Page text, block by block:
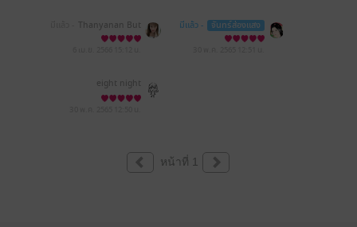
Thanyanan But
prom
มีแล้ว - จันทร์ส่องแสง
eight night
หน้าที่ 1